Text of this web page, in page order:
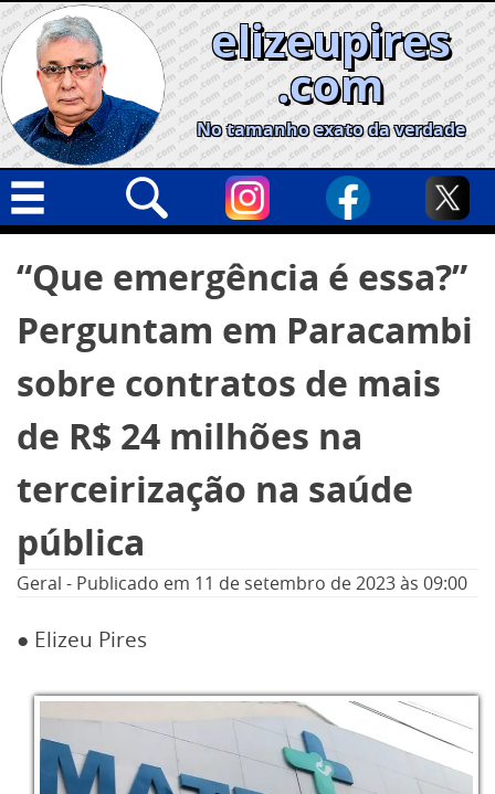
Skip
to
content
elizeupires
.com
No tamanho exato da verdade
Geral
Cidades
Política
Opinião
Informe especial
por:
“Que emergência é essa?”
Perguntam em Paracambi
sobre contratos de mais
de R$ 24 milhões na
terceirização na saúde
pública
Geral - Publicado em 11 de setembro de 2023às 09:00
● Elizeu Pires